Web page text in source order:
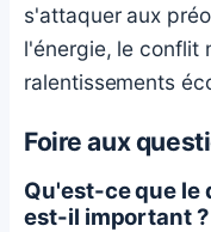
s'attaquer aux
l'énergie, le conflit
ralentissements
Foire aux
Qu'est-ce que le
est-il important ?